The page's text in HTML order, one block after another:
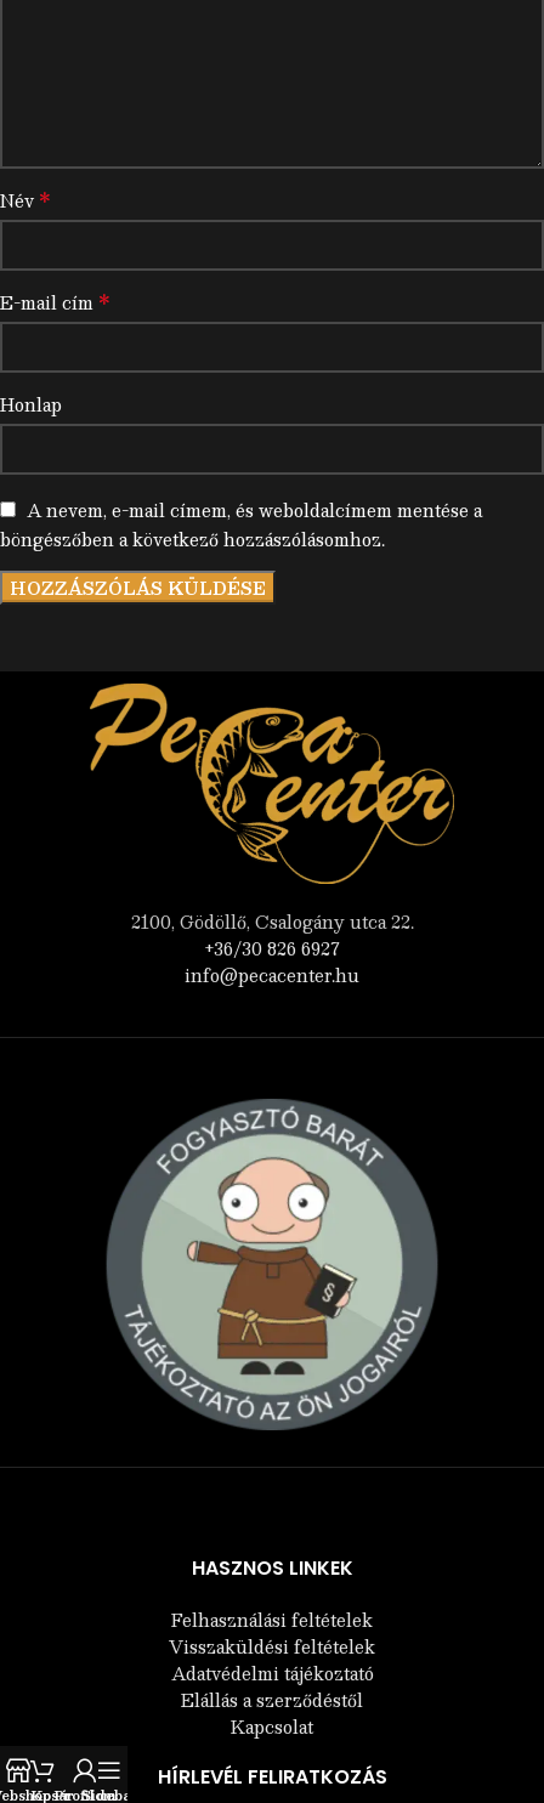
Név *
E-mail cím *
Honlap
A nevem, e-mail címem, és weboldalcímem mentése a
böngészőben a következő hozzászólásomhoz.
2100, Gödöllő, Csalogány utca 22.
+36/30 826 6927
info@pecacenter.hu
HASZNOS LINKEK
Felhasználási feltételek
Visszaküldési feltételek
Adatvédelmi tájékoztató
Elállás a szerződéstől
Kapcsolat
HÍRLEVÉL FELIRATKOZÁS
KosárProfilom
Sidebar